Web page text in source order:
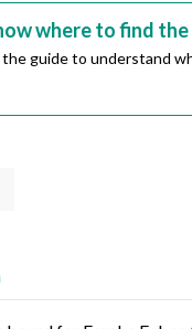
where to find
guide to understand